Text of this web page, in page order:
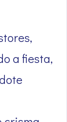
a fiesta,